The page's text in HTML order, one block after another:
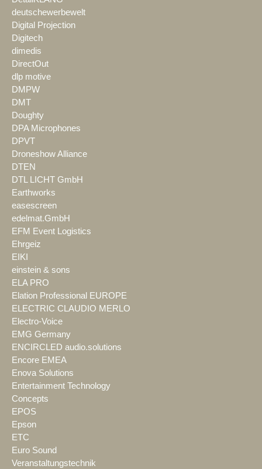
deutschewerbewelt
Digital Projection
Digitech
dimedis
DirectOut
dlp motive
DMPW
DMT
Doughty
DPA Microphones
DPVT
Droneshow Alliance
DTEN
DTL LICHT GmbH
Earthworks
easescreen
edelmat.GmbH
EFM Event Logistics
Ehrgeiz
EIKI
einstein & sons
ELA PRO
Elation Professional EUROPE
ELECTRIC CLAUDIO MERLO
Electro-Voice
EMG Germany
ENCIRCLED audio.solutions
Encore EMEA
Enova Solutions
Entertainment Technology
Concepts
EPOS
Epson
ETC
Euro Sound
Veranstaltungstechnik